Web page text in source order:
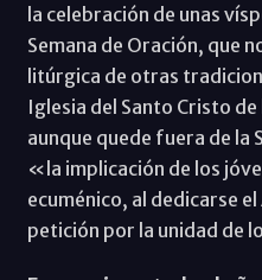
la celebración de unas
Semana de Oración, que
litúrgica de otras
Iglesia del Santo Cristo
aunque quede fuera de la
«la implicación de los
ecuménico, al dedicarse
petición por la unidad de